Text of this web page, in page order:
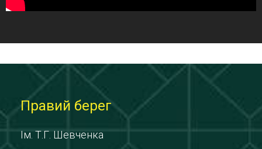
Правий берег
Ім. Т.Г. Шевченка